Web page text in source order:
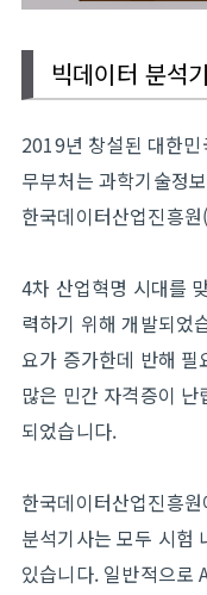
빅데이터 분석
2019년 창설된 대한
무부처는 과학기술정
한국데이터산업진흥
4차 산업혁명 시대를
력하기 위해 개발되었
요가 증가한데 반해
많은 민간 자격증이
되었습니다.
한국데이터산업진흥
분석기사는 모두 시험
있습니다. 일반적으로